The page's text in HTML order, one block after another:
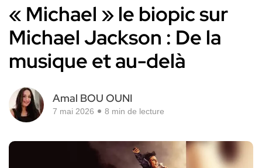
« Michael » le biopic sur
Michael Jackson : De la
musique et au-delà
Amal BOU OUNI
7 mai 2026 8 min de lecture